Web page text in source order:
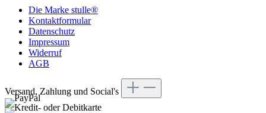
Die Marke stulle®
Kontaktformular
Datenschutz
Impressum
Widerruf
AGB
Versand, Zahlung und Social's